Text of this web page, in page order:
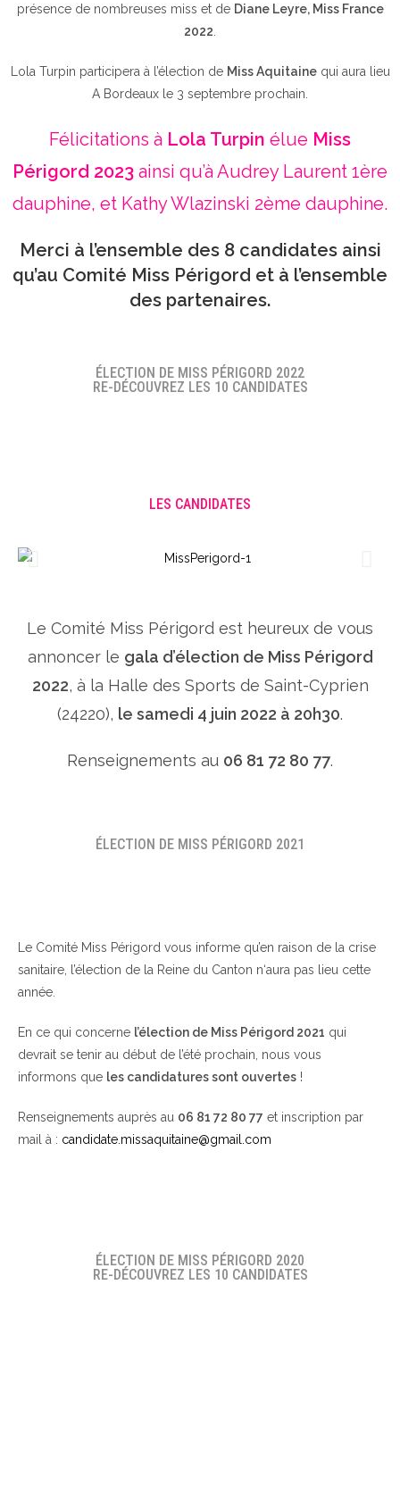
présence de nombreuses miss et de Diane Leyre, Miss France
2022
Lola Turpin participera à l’élection de Miss Aquitainequi aura lieu
A Bordeaux le 3 septembre prochain.
Félicitations à Lola Turpin élue Miss
Périgord 2023 ainsi qu’à Audrey Laurent 1ère
dauphine, et Kathy Wlazinski 2ème dauphine.
Merci à l’ensemble des 8 candidates ainsi
qu’au Comité Miss Périgord et à l’ensemble
des partenaires.
ÉLECTION DE MISS PÉRIGORD 2022
RE-DÉCOUVREZ LES 10 CANDIDATES
LES CANDIDATES
Le Comité Miss Périgord est heureux de vous
annoncer le gala d’élection de Miss Périgord
2022, à la Halle des Sports de Saint-Cyprien
(24220), le samedi 4 juin 2022 à 20h30.
Renseignements au 06 81 72 80 77.
ÉLECTION DE MISS PÉRIGORD 2021
Le Comité Miss Périgord vous informe qu’en raison de la crise
sanitaire, l’élection de la Reine du Canton n‘aura pas lieu cette
année.
En ce qui concerne l’élection de Miss Périgord 2021 qui
devrait se tenir au début de l’été prochain, nous vous
informons que les candidatures sont ouvertes !
Renseignements auprès au 06 81 72 80 77 et inscription par
mail à : candidate.missaquitaine@gmail.com
ÉLECTION DE MISS PÉRIGORD 2020
RE-DÉCOUVREZ LES 10 CANDIDATES